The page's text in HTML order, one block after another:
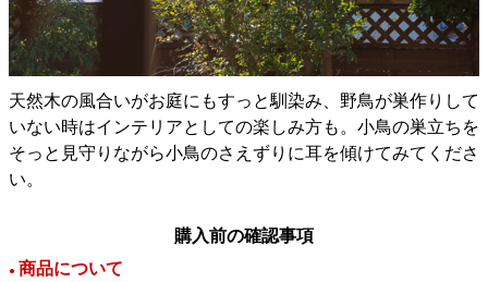
天然木の風合いがお庭にもすっと馴染み、野鳥が巣作りして
いない時はインテリアとしての楽しみ方も。小鳥の巣立ちを
そっと見守りながら小鳥のさえずりに耳を傾けてみてくださ
い。
購入前の確認事項
● 商品について